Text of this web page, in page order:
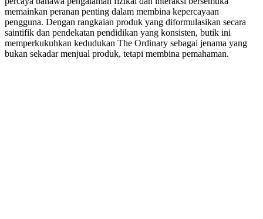
memainkan peranan penting dalam membina kepercayaan
pengguna. Dengan rangkaian produk yang diformulasikan secara
saintifik dan pendekatan pendidikan yang konsisten, butik ini
memperkukuhkan kedudukan The Ordinary sebagai jenama yang
bukan sekadar menjual produk, tetapi membina pemahaman.